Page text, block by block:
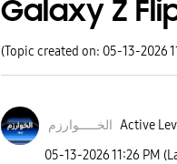
(Topic created on: 05-13-2026
الخـــــوارزم Active
‎05-13-202611:26 PM